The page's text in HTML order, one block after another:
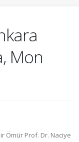
Mon
Ömür Prof. Dr. Naciye